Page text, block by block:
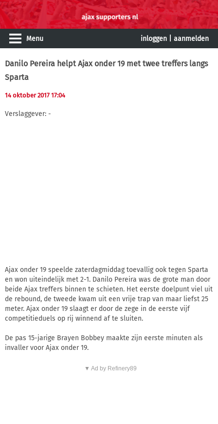
Menu inloggen aanmelden
Danilo Pereira helpt Ajax onder 19 met twee treffers langs
Sparta
14 oktober 2017 17:04
Verslaggever: -
Ajax onder 19 speelde zaterdagmiddag toevallig ook tegen Sparta
en won uiteindelijk met 2-1. Danilo Pereira was de grote man door
beide Ajax treffers binnen te schieten. Het eerste doelpunt viel uit
de rebound, de tweede kwam uit een vrije trap van maar liefst 25
meter. Ajax onder 19 slaagt er door de zege in de eerste vijf
competitieduels op rij winnend af te sluiten.
De pas 15-jarige Brayen Bobbey maakte zijn eerste minuten als
invaller voor Ajax onder 19.
▼ Ad by Refinery89